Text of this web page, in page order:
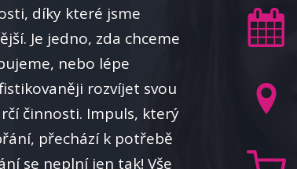
díky které jsme
Je jedno, zda chceme
nebo lépe
rozvíjet svou
činnosti. Impuls, který
přechází k potřebě
se neplní jen tak! Vše